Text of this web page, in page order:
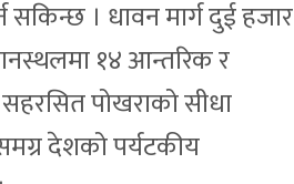
। धावन मार्ग दुई हजार
१४ आन्तरिक र
सहरसित पोखराको सीधा
देशको पर्यटकीय